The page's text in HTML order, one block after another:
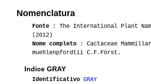
Nomenclatura
Fonte : The International Plant
(2012)
Nome completo : Cactaceae
muehlenpfordtii C.F.Först.
Indice GRAY
Identificativo GRAY